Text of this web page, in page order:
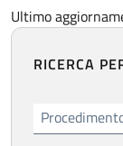
Ultimo
RICERCA